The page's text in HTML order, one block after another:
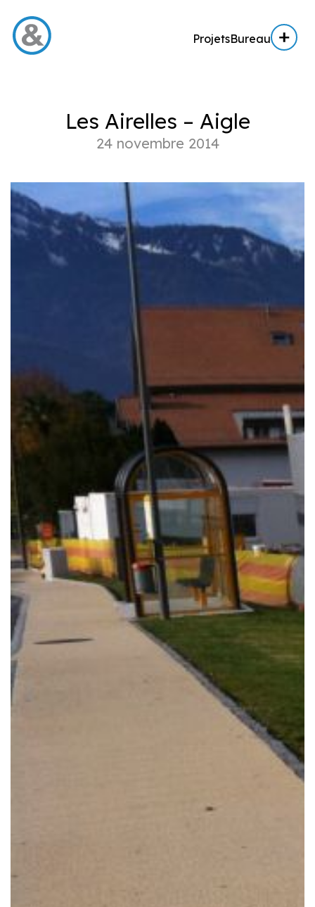
Projets
Architecture
Architecture d’intérieur
Réalisation
Expertise AE / AI
Expertise immobilière
Team
Jobs
Actualités
ProjetsBureau
Les Airelles – Aigle
24 novembre 2014